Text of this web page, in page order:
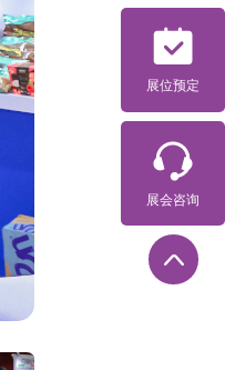
展位预定
展会咨询